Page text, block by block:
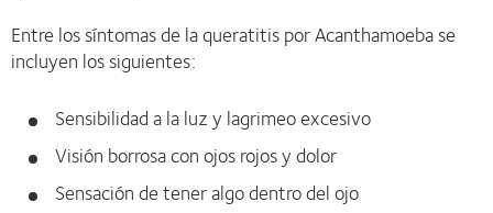
Entre los síntomas de la queratitis por Acanthamoeba se
incluyen los siguientes:
Sensibilidad a la luz y lagrimeo excesivo
Visión borrosa con ojos rojos y dolor
Sensación de tener algo dentro del ojo